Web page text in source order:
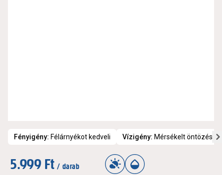
Fényigény: Félárnyékot kedveli Vízigény: Mérsékelt öntözést
5.999 Ft / darab